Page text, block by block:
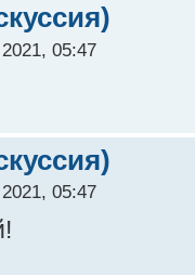
05:47
05:47